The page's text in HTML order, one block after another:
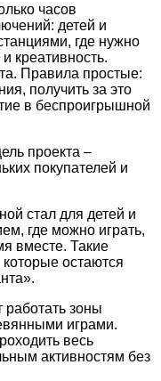
часов
детей и
где нужно
креативность.
Правила простые:
получить за это
в беспроигрышной
проекта –
покупателей и
стал для детей и
где можно играть,
вместе. Такие
остаются
зоны
играми.
весь
активностям без